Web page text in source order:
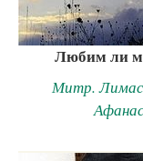
Любим ли
Митр.